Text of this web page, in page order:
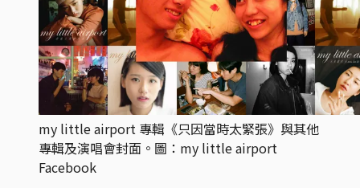
my little airport 專輯《只因當時太緊張》與其他
專輯及演唱會封面。圖：my little airport
Facebook